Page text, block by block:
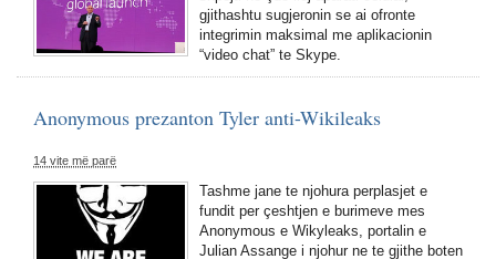
gjithashtu sugjeronin se ai ofronte
integrimin maksimal me aplikacionin
“video chat” te Skype.
Anonymous prezanton Tyler anti-Wikileaks
14 vite më parë
Tashme jane te njohura perplasjet e
fundit per çeshtjen e burimeve mes
Anonymous e Wikyleaks, portalin e
Julian Assange i njohur ne te gjithe boten